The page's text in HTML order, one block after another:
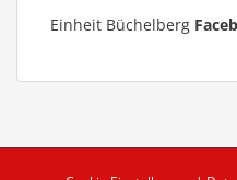
Einheit Büchelberg